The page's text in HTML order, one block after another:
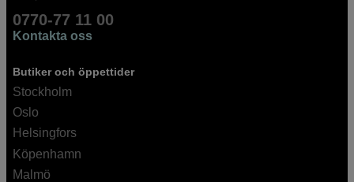
0770-77 11 00
Kontakta oss
Butiker och öppettider
Stockholm
Oslo
Helsingfors
Köpenhamn
Malmö